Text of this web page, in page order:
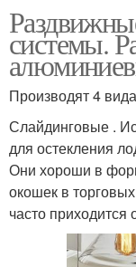
системы.
Производят 4
Слайдинговые .
для остекления
Они хороши в
окошек в
часто